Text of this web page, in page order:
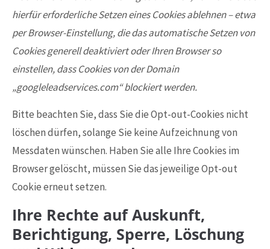
hierfür erforderliche Setzen eines Cookies ablehnen – etwa
per Browser-Einstellung, die das automatische Setzen von
Cookies generell deaktiviert oder Ihren Browser so
einstellen, dass Cookies von der Domain
„googleleadservices.com“ blockiert werden.
Bitte beachten Sie, dass Sie die Opt-out-Cookies nicht
löschen dürfen, solange Sie keine Aufzeichnung von
Messdaten wünschen. Haben Sie alle Ihre Cookies im
Browser gelöscht, müssen Sie das jeweilige Opt-out
Cookie erneut setzen.
Ihre Rechte auf Auskunft,
Berichtigung, Sperre, Löschung